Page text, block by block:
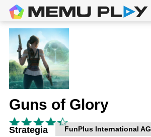
Guns of Glory
Strategia FunPlus International AG